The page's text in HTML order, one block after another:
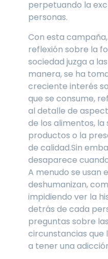
perpetuando la
personas.
Con esta
reflexión sobre la
sociedad juzga a
manera, se ha
creciente interés
que se consume,
al detalle de
de los alimentos, la
productos o la
de calidad.Sin
desaparece
A menudo se usan
deshumanizan,
impidiendo ver la
detrás de cada
preguntas sobre
circunstancias que
a tener una